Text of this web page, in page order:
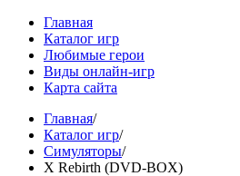
Главная
Каталог игр
Любимые герои
Виды онлайн-игр
Карта сайта
Главная/
Каталог игр/
Симуляторы/
X Rebirth (DVD-BOX)